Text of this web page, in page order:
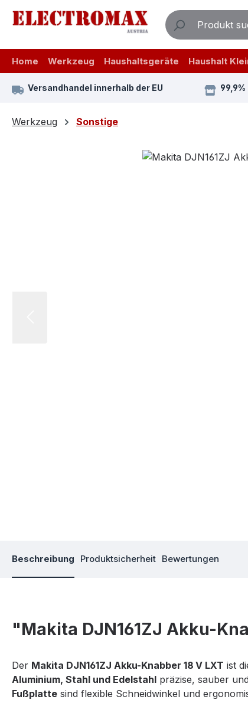
Hauptinhalt springen
Zur Suche springen
Zur Hauptnavigation springen
Home Werkzeug Haushaltsgeräte Haushalt
Versandhandel innerhalb der EU
Werkzeug Sonstige
Beschreibung Produktsicherheit Bewertungen
"Makita DJN161ZJ Akku-
Der Makita DJN161ZJ Akku-Knabber 18 V LXT ist
Aluminium, Stahl und Edelstahl präzise, sauber
Fußplatte sind flexible Schneidwinkel und